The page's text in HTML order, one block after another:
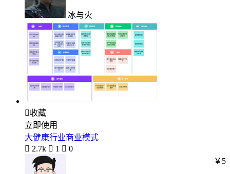
冰与火
收藏
立即使用
大健康行业商业模式
 2.7k  1  0
￥5